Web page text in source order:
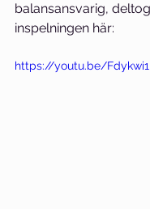
balansansvarig,
inspelningen här:
https://youtu.be/